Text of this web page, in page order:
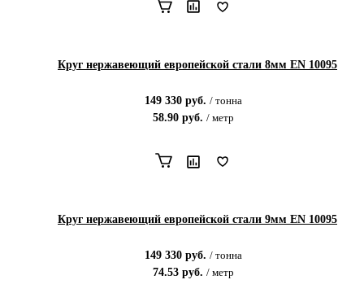
Круг нержавеющий европейской стали 8мм EN 10095
149 330 руб. / тонна
58.90 руб. / метр
Круг нержавеющий европейской стали 9мм EN 10095
149 330 руб. / тонна
74.53 руб. / метр